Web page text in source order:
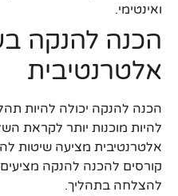
ואינטימי.
הכנה להנקה
אלטרנטיבית
הכנה להנקה יכולה להיות
להיות מוכנות יותר לקראת
אלטרנטיבית מציעה שיטות
קורסים להכנה להנקה מציעים
להצלחה בתהליך.